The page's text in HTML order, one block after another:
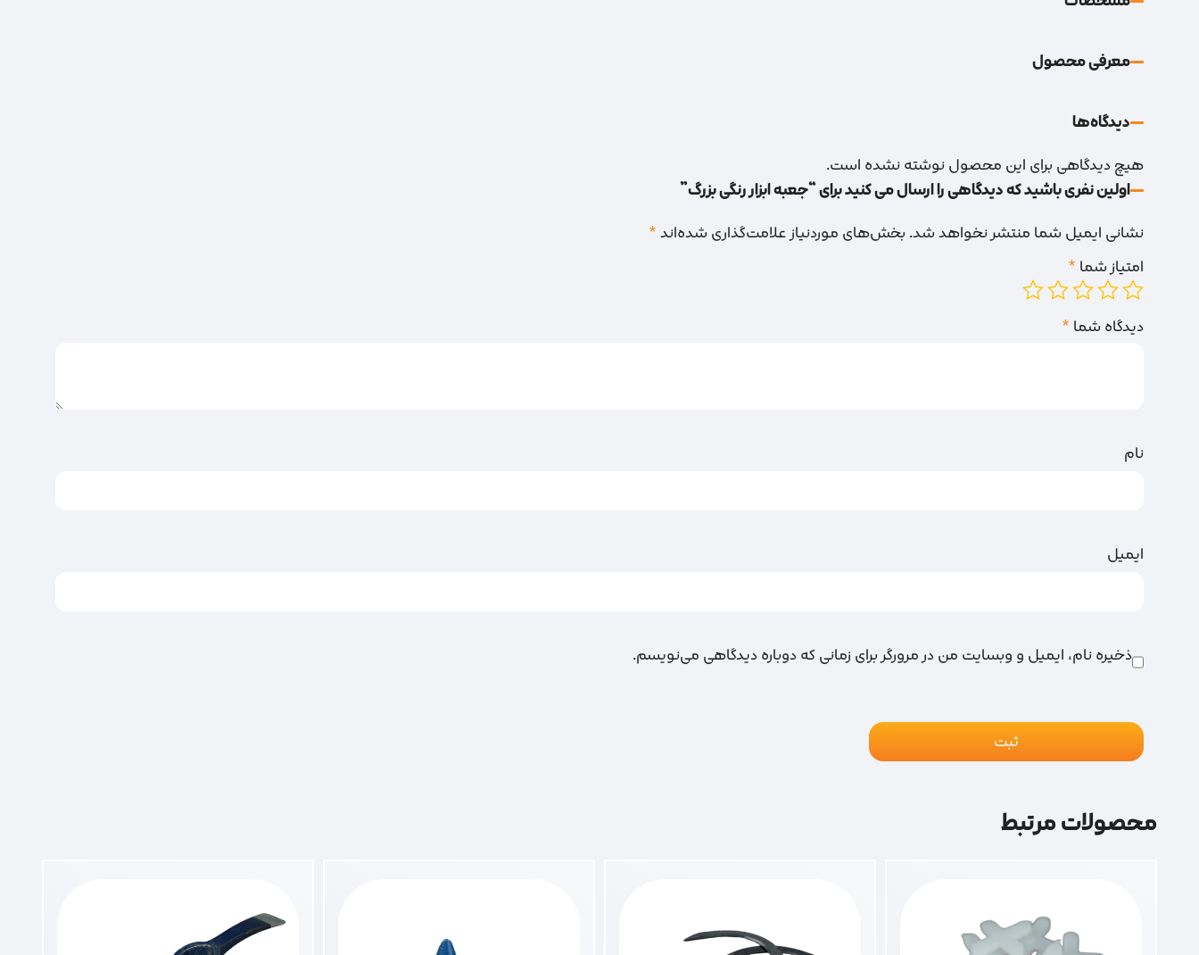
معرفی محصول
دیدگاه‌‌ها
هیچ دیدگاهی برای این محصول نوشته نشده است.
اولین نفری باشید که دیدگاهی را ارسال می کنید برای “جعبه ابزار رنگی بزرگ”
نشانی ایمیل شما منتشر نخواهد شد. بخش‌های موردنیاز علامت‌گذاری شده‌اند*
امتیاز شما *
دیدگاه شما *
نام
ایمیل
ذخیره نام، ایمیل و وبسایت من در مرورگر برای زمانی که دوباره دیدگاهی می‌نویسم.
محصولات مرتبط